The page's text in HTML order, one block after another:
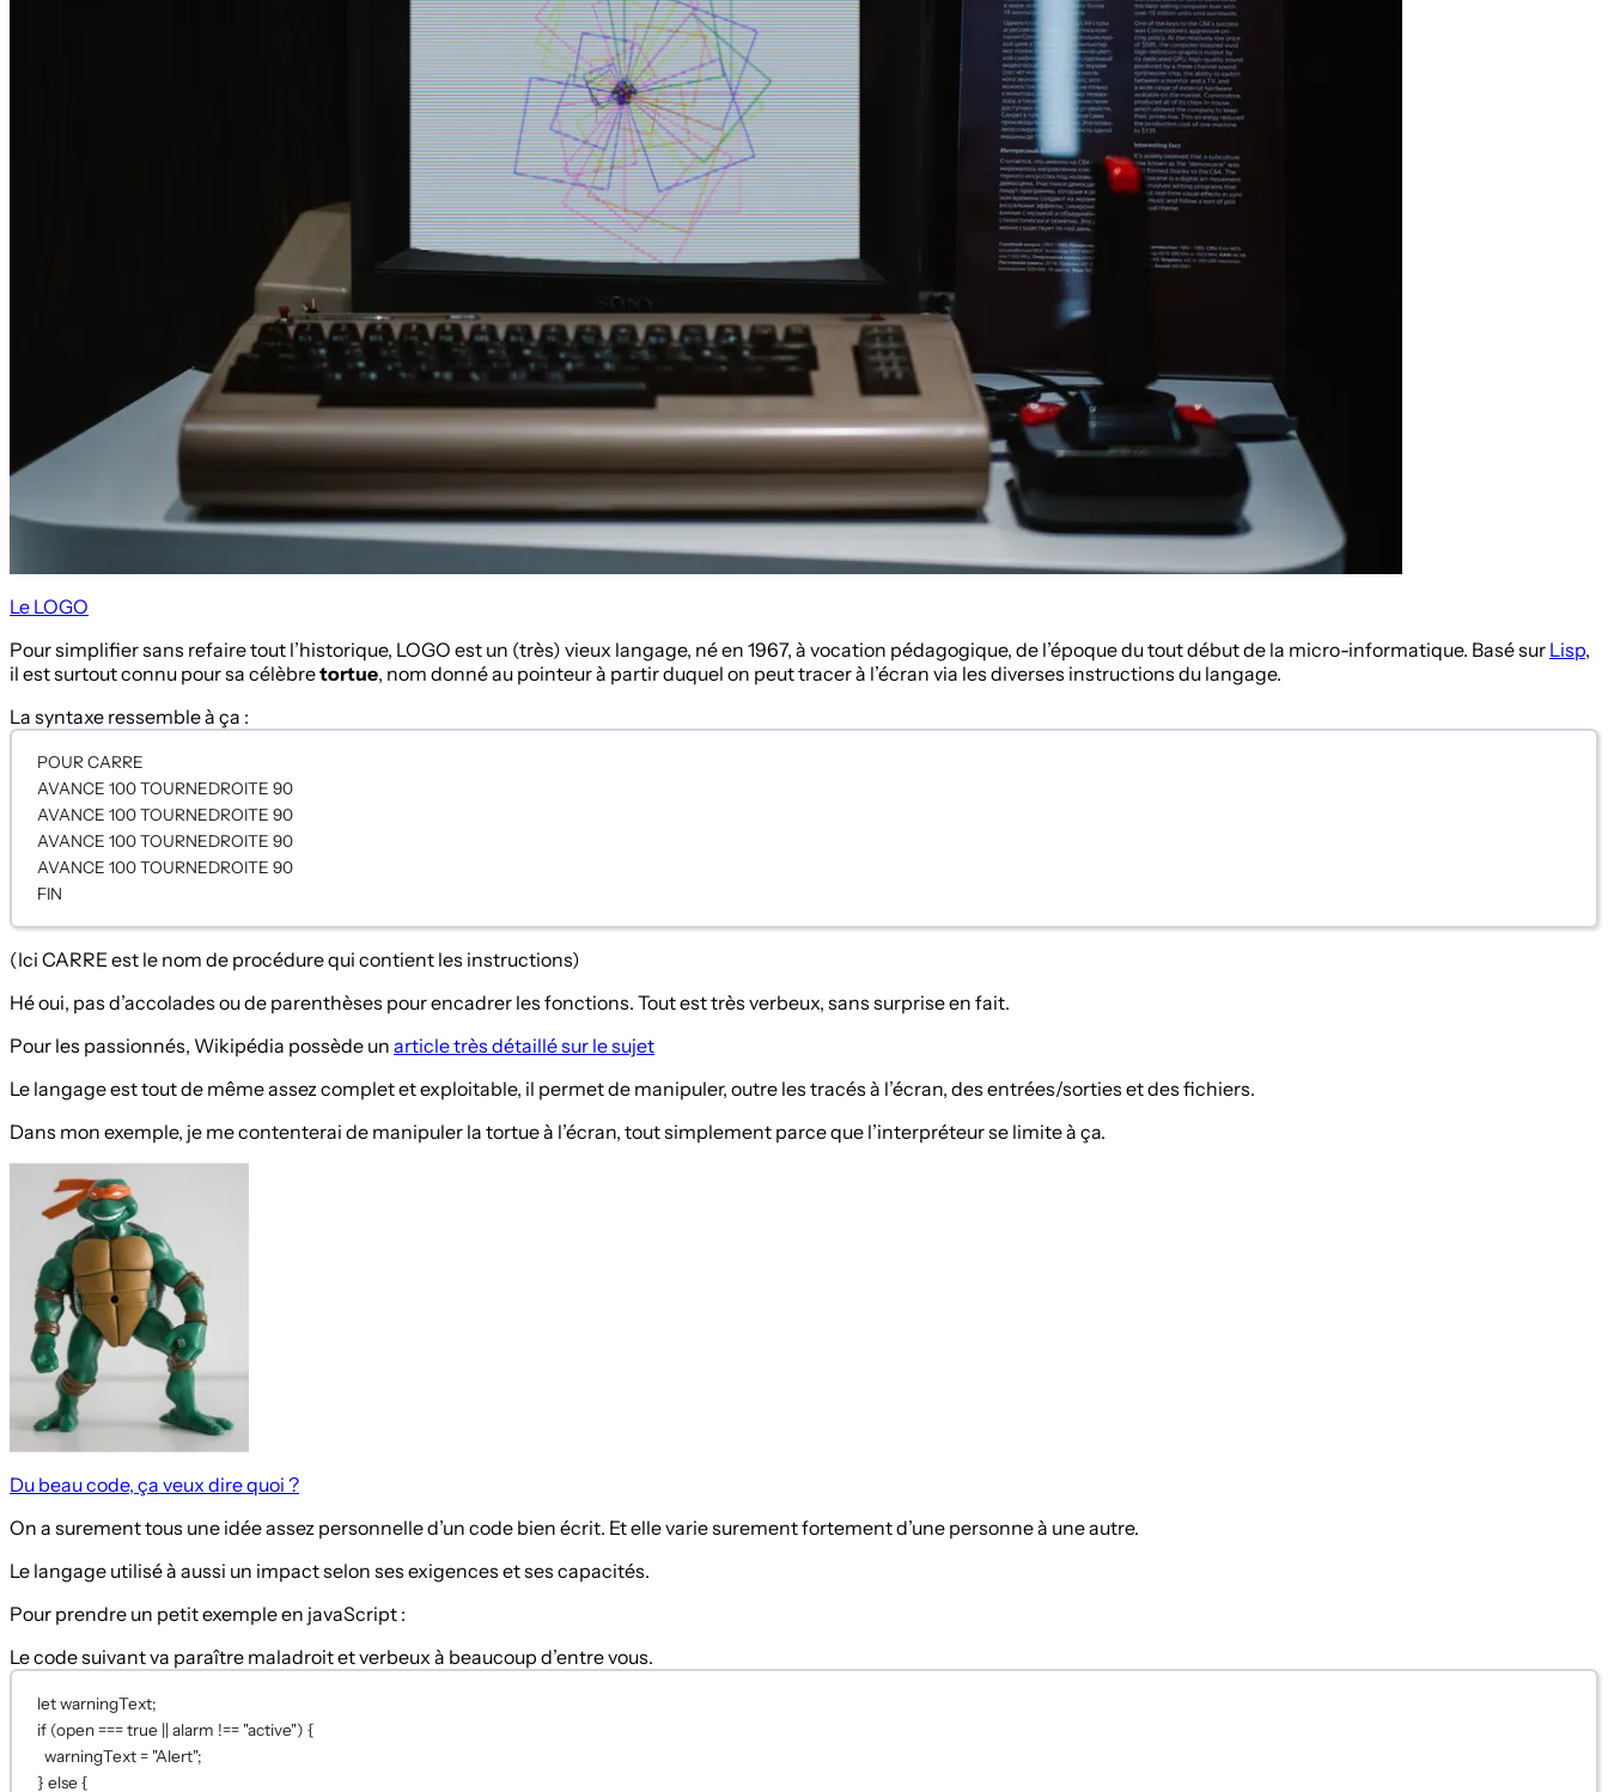
Le LOGO
Pour simplifier sans refaire tout l’historique, LOGO est un (très) vieux langage, né en 1967, à vocation pédagogique, de l’époque du tout début de la micro-informatique. Basé sur Lisp,
il est surtout connu pour sa célèbretortue, nom donné au pointeur à partir duquel on peut tracer à l’écran via les diverses instructions du langage.
La syntaxe ressemble à ça :
POUR CARRE
AVANCE 100 TOURNEDROITE 90
AVANCE 100 TOURNEDROITE 90
AVANCE 100 TOURNEDROITE 90
AVANCE 100 TOURNEDROITE 90
FIN
(Ici CARRE est le nom de procédure qui contient les instructions)
Hé oui, pas d’accolades ou de parenthèses pour encadrer les fonctions. Tout est très verbeux, sans surprise en fait.
Pour les passionnés, Wikipédia possède un article très détaillé sur le sujet
Le langage est tout de même assez complet et exploitable, il permet de manipuler, outre les tracés à l’écran, des entrées/sorties et des fichiers.
Dans mon exemple, je me contenterai de manipuler la tortue à l’écran, tout simplement parce que l’interpréteur se limite à ça.
Du beau code, ça veux dire quoi ?
On a surement tous une idée assez personnelle d’un code bien écrit. Et elle varie surement fortement d’une personne à une autre.
Le langage utilisé à aussi un impact selon ses exigences et ses capacités.
Pour prendre un petit exemple en javaScript :
Le code suivant va paraître maladroit et verbeux à beaucoup d’entre vous.
let warningText;
if (open ===true || alarm !== "active") {
warningText = "Alert";
} else {